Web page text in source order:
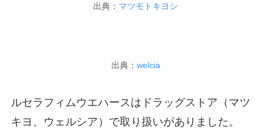
出典： マツモトキヨシ
出典： welcia
ルセラフィムウエハースはドラッグストア（マツ
キヨ、ウェルシア）で取り扱いがありました。